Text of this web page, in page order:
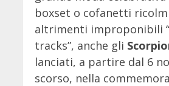
boxset o cofanetti
altrimenti improponibili
tracks”, anche gli
lanciati, a partire dal 6
scorso, nella